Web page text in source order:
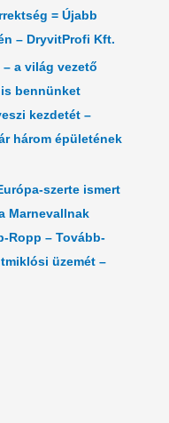
= Újabb
– DryvitProfi Kft.
a világ vezető
bennünket
kezdetét –
három épületének
szerte ismert
Marnevallnak
Ropp – Tovább-
üzemét –